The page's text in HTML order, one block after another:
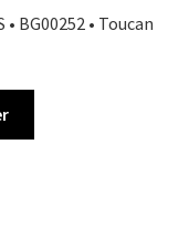
BG00252 • Toucan